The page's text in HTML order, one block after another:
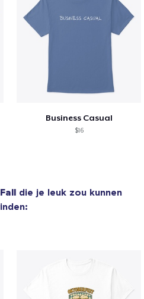
Business Casual
$16
Fall die je leuk zou kunnen